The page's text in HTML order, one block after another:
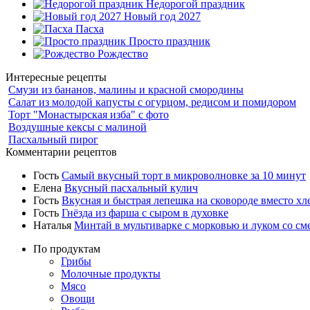
Недорогой праздник
Новый год 2027
Пасха
Просто праздник
Рождество
Интересные рецепты
Смузи из бананов, малины и красной смородины
Салат из молодой капусты с огурцом, редисом и помидором
Торт "Монастырская изба" с фото
Воздушные кексы с малиной
Пасхальный пирог
Комментарии рецептов
Гость Самый вкусный торт в микроволновке за 10 минут
Елена Вкусный пасхальный кулич
Гость Вкусная и быстрая лепешка на сковороде вместо
Гость Гнёзда из фарша с сыром в духовке
Наталья Минтай в мультиварке с морковью и луком со
По продуктам
Грибы
Молочные продукты
Мясо
Овощи